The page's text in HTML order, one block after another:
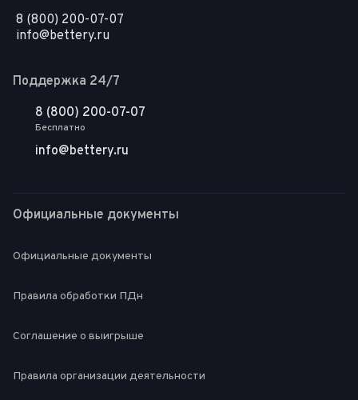
8 (800) 200-07-07
info@bettery.ru
Поддержка 24/7
8 (800) 200-07-07
Бесплатно
info@bettery.ru
Официальные документы
Официальные документы
Правила обработки ПДн
Соглашение о выигрыше
Правила организации деятельности